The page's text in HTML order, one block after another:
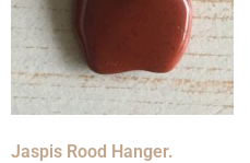
Jaspis Rood Hanger.